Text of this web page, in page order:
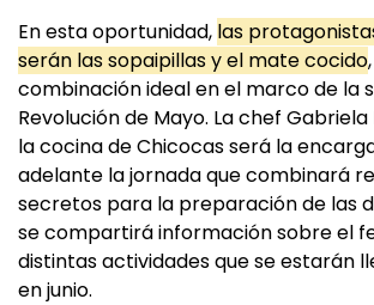
En esta oportunidad, las
serán las sopaipillas y el mate cocido
combinación ideal en el marco de la
Revolución de Mayo. La chef
la cocina de Chicocas será la
adelante la jornada que combinará
secretos para la preparación de las
se compartirá información sobre el
distintas actividades que se estarán
en junio.